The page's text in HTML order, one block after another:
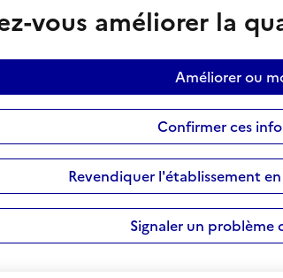
vous améliorer la
Améliorer ou
Confirmer ces
Revendiquer l'établissement
Signaler un problème